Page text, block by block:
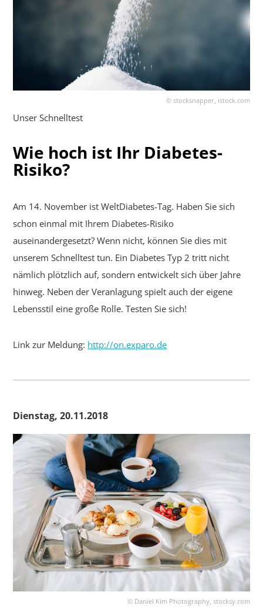
© stocksnapper, istock.com
Unser Schnelltest
Wie hoch ist Ihr Diabetes-
Risiko?
Am 14. November ist WeltDiabetes-Tag. Haben Sie sich
schon einmal mit Ihrem Diabetes-Risiko
auseinandergesetzt? Wenn nicht, können Sie dies mit
unserem Schnelltest tun. Ein Diabetes Typ 2 tritt nicht
nämlich plötzlich auf, sondern entwickelt sich über Jahre
hinweg. Neben der Veranlagung spielt auch der eigene
Lebensstil eine große Rolle. Testen Sie sich!
Link zur Meldung: http://on.exparo.de
Dienstag, 20.11.2018
© Daniel Kim Photography, stocksy.com